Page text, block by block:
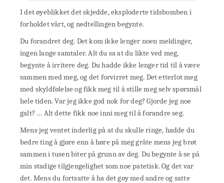
I det øyeblikket det skjedde, eksploderte tidsbomben i
forholdet vårt, og nedtellingen begynte.
Du forandret deg. Det kom ikke lenger noen meldinger,
ingen lange samtaler. Alt du sa at du likte ved meg,
begynte å irritere deg. Du hadde ikke lenger tid til å være
sammen med meg, og det forvirret meg. Det etterlot meg
med skyldfølelse og fikk meg til å stille meg selv spørsmål
hele tiden. Var jeg ikke god nok for deg? Gjorde jeg noe
galt? … Alt dette fikk noe inni meg til å forandre seg.
Mens jeg ventet inderlig på at du skulle ringe, hadde du
bedre ting å gjøre enn å høre på meg gråte mens jeg brøt
sammen i tusen biter på grunn av deg. Du begynte å se på
min stadige tilgjengelighet som noe patetisk. Og det var
det. Mens du fortsatte å ha det gøy med andre og satte